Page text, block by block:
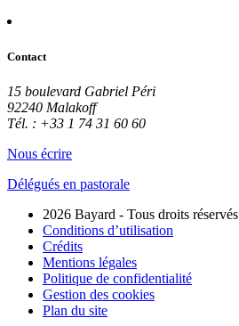
Contact
15 boulevard Gabriel Péri
92240 Malakoff
Tél. : +33 1 74 31 60 60
Nous écrire
Délégués en pastorale
2026 Bayard - Tous droits réservés
Conditions d’utilisation
Crédits
Mentions légales
Politique de confidentialité
Gestion des cookies
Plan du site